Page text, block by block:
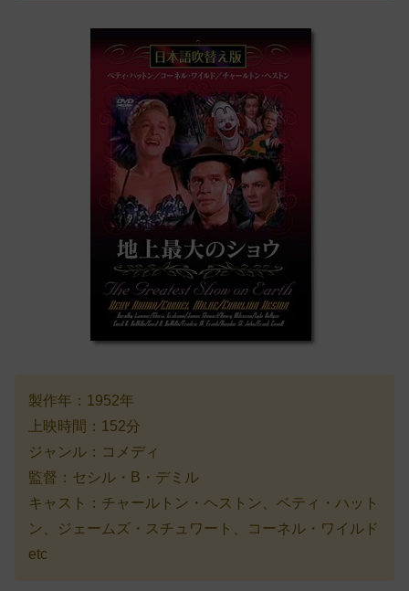
製作年：1952年
上映時間：152分
ジャンル：コメディ
監督：セシル・B・デミル
キャスト：チャールトン・ヘストン、ベティ・ハット
ン、ジェームズ・スチュワート、コーネル・ワイルド
etc